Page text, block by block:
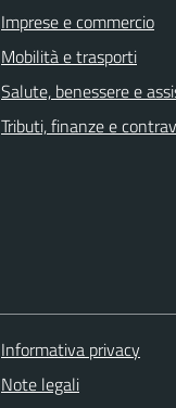
Imprese e commercio
Mobilità e trasporti
Salute, benessere e
Tributi, finanze e
Informativa privacy
Note legali